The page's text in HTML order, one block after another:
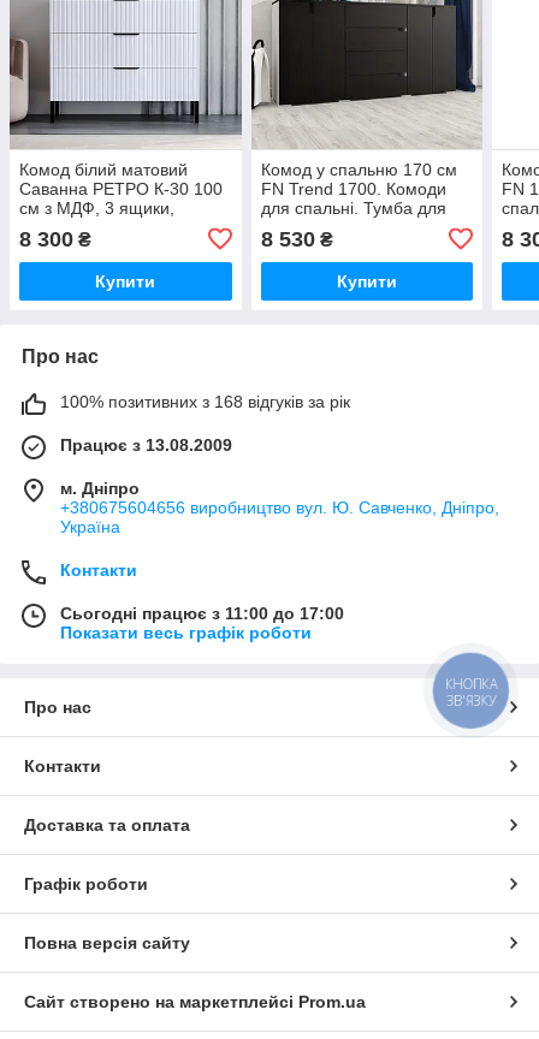
Комод білий матовий
Саванна РЕТРО К-30 100
см з МДФ, 3 ящики,
телескопічні направляючі
8 300 ₴
Купити
Комод у спальню 170 см
FN Trend 1700. Комоди
для спальні. Тумба для
8 530₴
Купити
FN
8
Про нас
100% позитивних з 168 відгуків за рік
Працює з 13.08.2009
м. Дніпро
+380675604656 виробництво вул. Ю. Савченко, Дніпро,
Україна
Контакти
Сьогодні працює з 11:00 до 17:00
Показати весь графік роботи
Про нас
Контакти
Доставка та оплата
Графік роботи
Повна версія сайту
Сайт створено на маркетплейсі Prom.ua
КНОПКА
ЗВ'ЯЗКУ